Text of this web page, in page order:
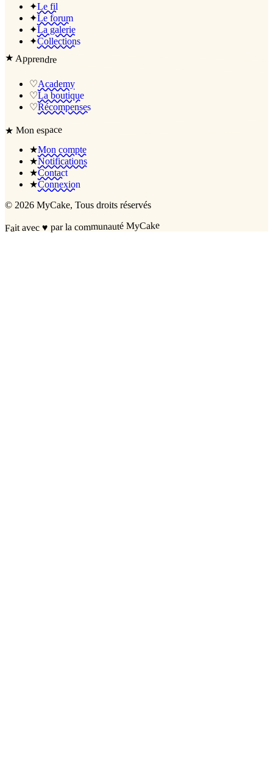
✦Le fil
✦Le forum
✦La galerie
✦Collections
★Apprendre
♡Academy
♡La boutique
♡Récompenses
★Mon espace
★Mon compte
★Notifications
★Contact
★Connexion
© 2026 MyCake, Tous droits réservés
Fait avec♥ par la communauté MyCake